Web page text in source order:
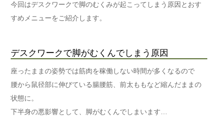
今回はデスクワークで脚のむくみが起こってしまう原因とおす
すめメニューをご紹介します。
デスクワークで脚がむくんでしまう原因
座ったままの姿勢では筋肉を稼働しない時間が多くなるので
腰から鼠径部に伸びている腸腰筋、前太ももなど縮んだままの
状態に。
下半身の悪影響として、脚がむくんでしまいます…